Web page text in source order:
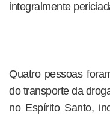
integralmente
Quatro pessoas
do transporte da
no Espírito Santo,